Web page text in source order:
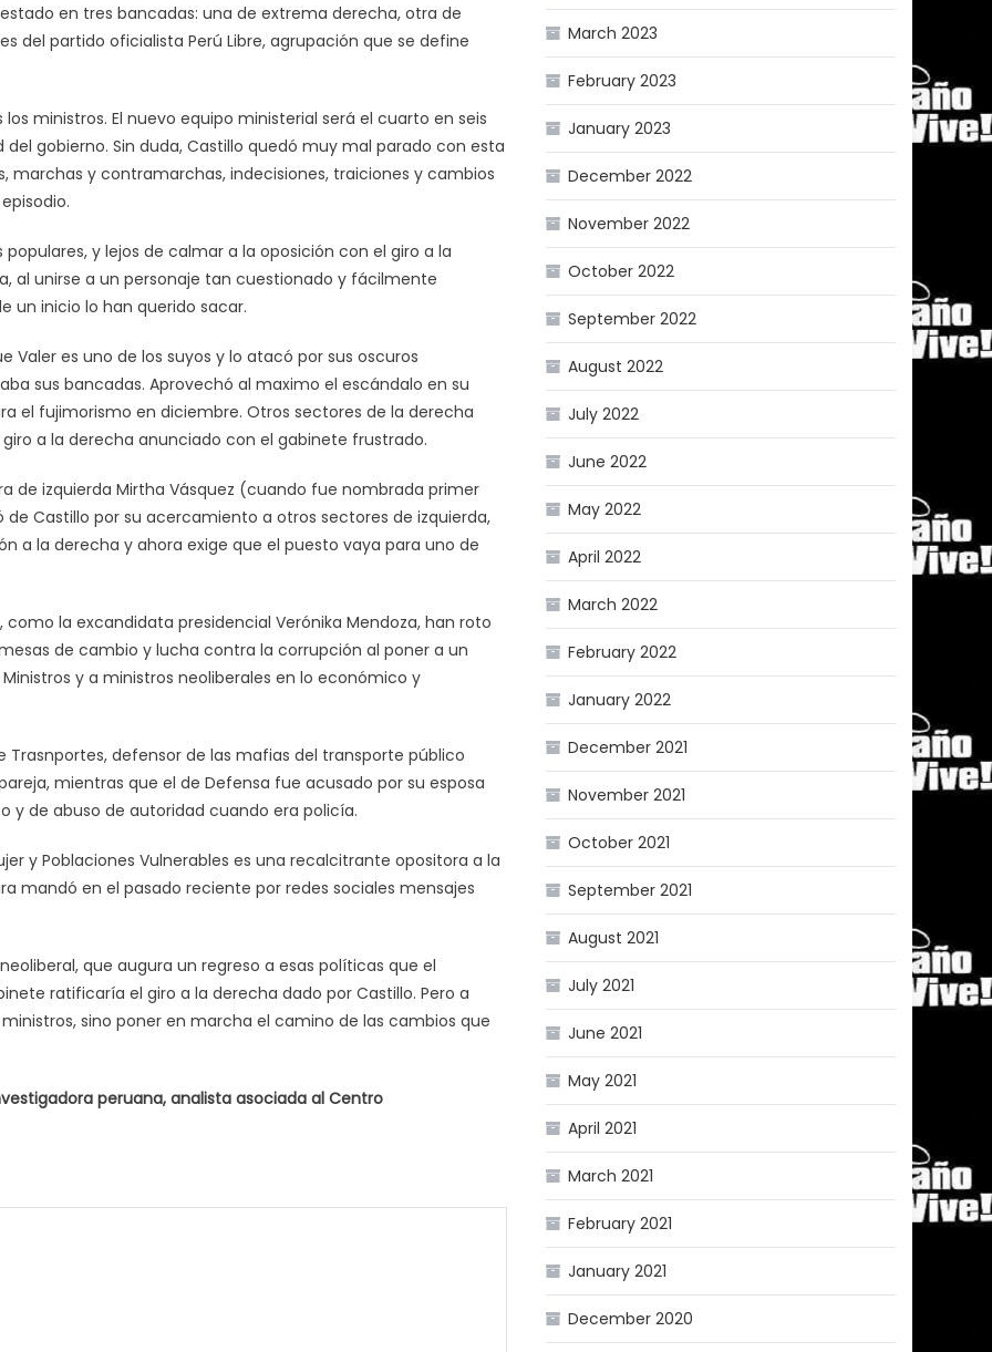
en tres bancadas: una de extrema derecha, otra de
del partido oficialista Perú Libre, agrupación que se define
ministros. El nuevo equipo ministerial será el cuarto en seis
gobierno. Sin duda, Castillo quedó muy mal parado con esta
marchas y contramarchas, indecisiones, traiciones y cambios
y lejos de calmar a la oposición con el giro a la
al unirse a un personaje tan cuestionado y fácilmente
un inicio lo han querido sacar.
Valer es uno de los suyos y lo atacó por sus oscuros
sus bancadas. Aprovechó al maximo el escándalo en su
el fujimorismo en diciembre. Otros sectores de la derecha
a la derecha anunciado con el gabinete frustrado.
de izquierda Mirtha Vásquez (cuando fue nombrada primer
Castillo por su acercamiento a otros sectores de izquierda,
a la derecha y ahora exige que el puesto vaya para uno de
la excandidata presidencial Verónika Mendoza, han roto
de cambio y lucha contra la corrupción al poner a un
y a ministros neoliberales en lo económico y
Trasnportes, defensor de las mafias del transporte público
mientras que el de Defensa fue acusado por su esposa
y de abuso de autoridad cuando era policía.
y Poblaciones Vulnerables es una recalcitrante opositora a la
mandó en el pasado reciente por redes sociales mensajes
que augura un regreso a esas políticas que el
ratificaría el giro a la derecha dado por Castillo. Pero a
sino poner en marcha el camino de las cambios que
peruana, analista asociada al Centro
March 2023
February 2023
January 2023
December 2022
November 2022
October 2022
September 2022
August 2022
July 2022
June 2022
May 2022
April 2022
March 2022
February 2022
January 2022
December 2021
November 2021
October 2021
September 2021
August 2021
July 2021
June 2021
May 2021
April 2021
March 2021
February 2021
January 2021
December 2020